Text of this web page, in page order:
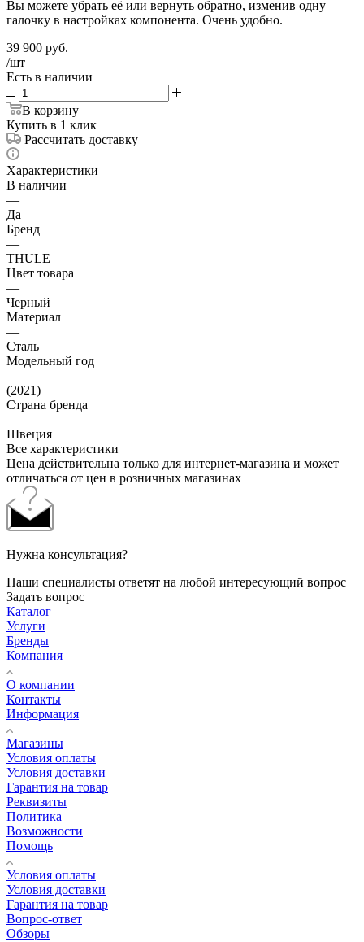
Вы можете убрать её или вернуть обратно, изменив одну
галочку в настройках компонента. Очень удобно.
39 900 руб.
/шт
Есть в наличии
В корзину
Купить в 1 клик
Рассчитать доставку
Характеристики
В наличии
—
Да
Бренд
—
THULE
Цвет товара
—
Черный
Материал
—
Сталь
Модельный год
—
(2021)
Страна бренда
—
Швеция
Все характеристики
Цена действительна только для интернет-магазина и может
отличаться от цен в розничных магазинах
Нужна консультация?
Наши специалисты ответят на любой интересующий вопрос
Задать вопрос
Каталог
Услуги
Бренды
Компания
О компании
Контакты
Информация
Магазины
Условия оплаты
Условия доставки
Гарантия на товар
Реквизиты
Политика
Возможности
Помощь
Условия оплаты
Условия доставки
Гарантия на товар
Вопрос-ответ
Обзоры